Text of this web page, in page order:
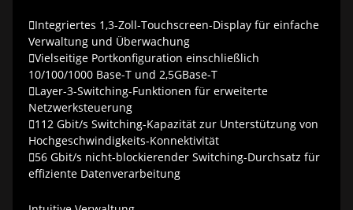
Integriertes 1,3-Zoll-Touchscreen-Display für einfache
Verwaltung und Überwachung
Vielseitige Portkonfiguration einschließlich
10/100/1000 Base-T und 2,5GBase-T
Layer-3-Switching-Funktionen für erweiterte
Netzwerksteuerung
112 Gbit/s Switching-Kapazität zur Unterstützung von
Hochgeschwindigkeits-Konnektivität
56 Gbit/s nicht-blockierender Switching-Durchsatz für
effiziente Datenverarbeitung